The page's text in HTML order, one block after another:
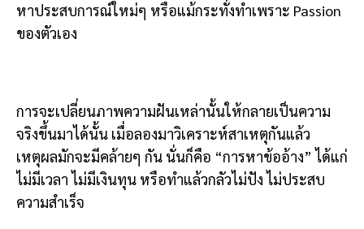
หาประสบการณ์ใหม่ๆ หรือแม้กระทั่งทำเพราะ Passion
ของตัวเอง
การจะเปลี่ยนภาพความฝันเหล่านั้นให้กลายเป็นความ
จริงขึ้นมาได้นั้น เมื่อลองมาวิเคราะห์สาเหตุกันแล้ว
เหตุผลมักจะมีคล้ายๆ กัน นั่นก็คือ “การหาข้ออ้าง” ได้แก่
ไม่มีเวลา ไม่มีเงินทุน หรือทำแล้วกลัวไม่ปัง ไม่ประสบ
ความสำเร็จ